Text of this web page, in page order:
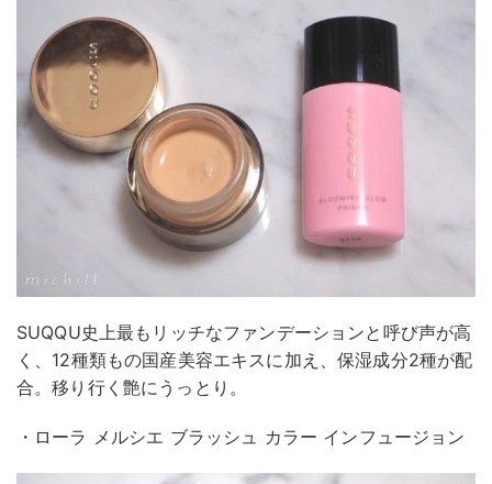
SUQQU史上最もリッチなファンデーションと呼び声が高
く、12種類もの国産美容エキスに加え、保湿成分2種が配
合。移り行く艶にうっとり。
・ローラ メルシエ ブラッシュ カラー インフュージョン